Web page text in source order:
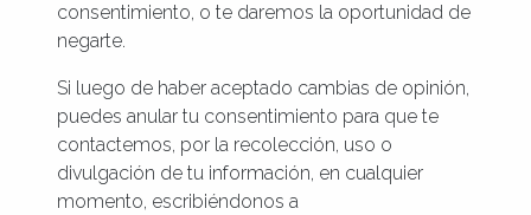
consentimiento, o te daremos la oportunidad de
negarte.
Si luego de haber aceptado cambias de opinión,
puedes anular tu consentimiento para que te
contactemos, por la recolección, uso o
divulgación de tu información, en cualquier
momento, escribiéndonos a